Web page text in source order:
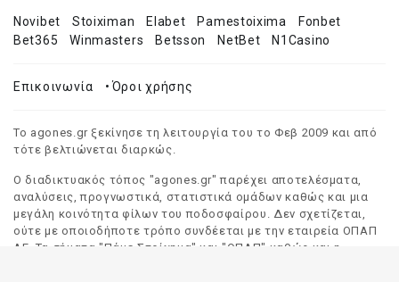
Novibet Stoiximan Elabet Pamestoixima
Fonbet
Bet365
Winmasters Betsson NetBet N1Casino
Επικοινωνία •Όροι χρήσης
Το agones.gr ξεκίνησε τη λειτουργία του το Φεβ 2009 και από
τότε βελτιώνεται διαρκώς.
Ο διαδικτυακός τόπος "agones.gr" παρέχει αποτελέσματα,
αναλύσεις, προγνωστικά, στατιστικά ομάδων καθώς και μια
μεγάλη κοινότητα φίλων του ποδοσφαίρου. Δεν σχετίζεται,
ούτε με οποιοδήποτε τρόπο συνδέεται με την εταιρεία ΟΠΑΠ
ΑΕ. Τα σήματα "Πάμε Στοίχημα" και "ΟΠΑΠ" καθώς και η